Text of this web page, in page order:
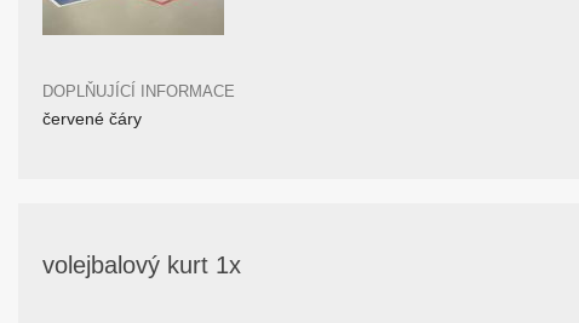
DOPLŇUJÍCÍ INFORMACE
červené čáry
volejbalový kurt 1x